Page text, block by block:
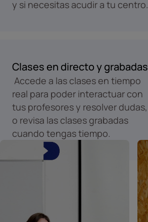
y si necesitas acudir a tu centro.
Clases en directo y grabadas
Accede a las clases en tiempo
real para poder interactuar con
tus profesores y resolver dudas,
o revisa las clases grabadas
cuando tengas tiempo.